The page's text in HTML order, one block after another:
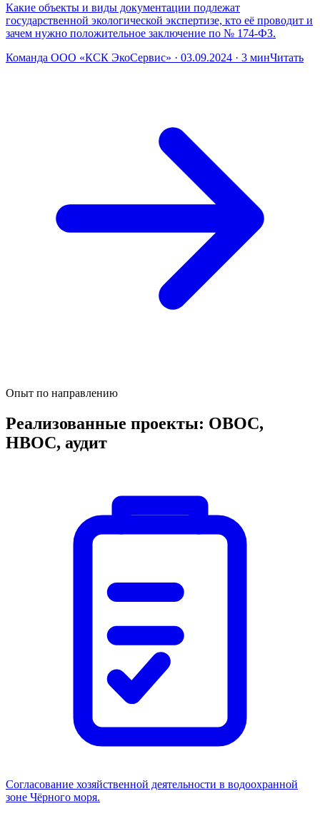
Какие объекты и виды документации подлежат
государственной экологической экспертизе, кто её проводит и
зачем нужно положительное заключение по № 174-ФЗ.
Команда ООО «КСК ЭкоСервис» · 03.09.2024 · 3 минЧитать
Опыт по направлению
Реализованные проекты: ОВОС,
НВОС, аудит
Согласование хозяйственной деятельности в водоохранной
зоне Чёрного моря.